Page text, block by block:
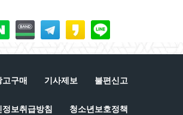
고구매 기사제보 불편신고
정보취급방침 청소년보호정책